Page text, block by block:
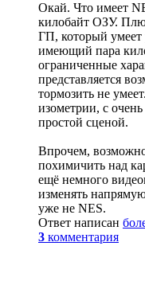
Окай. Что имеет
килобайт ОЗУ.
ГП, который умеет
имеющий пара
ограниченные
представляется
тормозить не
изометрии, с
простой сценой.
Впрочем,
похимичить над
ещё немного
изменять
уже не NES.
Ответ написан
3 комментария